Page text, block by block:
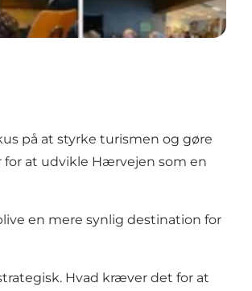
på at styrke turismen og gøre
at udvikle Hærvejen som en
en mere synlig destination for
Hvad kræver det for at